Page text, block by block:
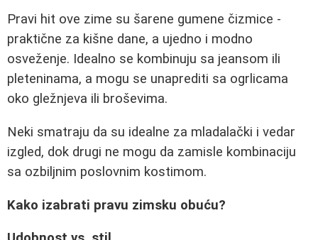
Pravi hit ove zime su šarene gumene čizmice -
praktične za kišne dane, a ujedno i modno
osveženje. Idealno se kombinuju sa jeansom ili
pleteninama, a mogu se unaprediti sa ogrlicama
oko gležnjeva ili broševima.
Neki smatraju da su idealne za mladalački i vedar
izgled, dok drugi ne mogu da zamisle kombinaciju
sa ozbiljnim poslovnim kostimom.
Kako izabrati pravu zimsku obuću?